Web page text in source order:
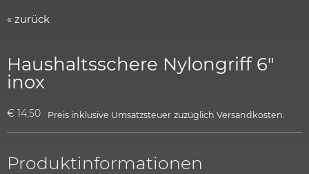
« zurück
Haushaltsschere Nylongriff 6″
inox
€ 14,50 Preis inklusive Umsatzsteuer zuzüglich Versandkosten.
Produktinformationen